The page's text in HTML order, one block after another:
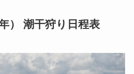
） 潮干狩り日程表